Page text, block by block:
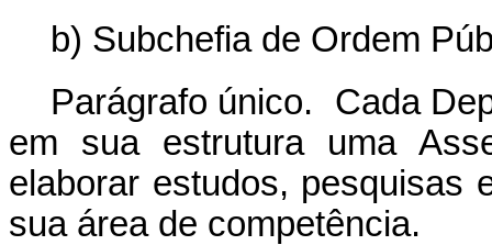
b) Subchefia de Ordem
Parágrafo único. Cada
em sua estrutura uma
elaborar estudos, pesquisas
sua área de competência.